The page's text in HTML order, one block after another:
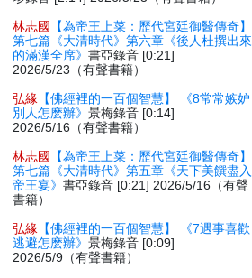
林志國
【為帝王上菜：歷代宮廷御醫傳奇】
第七篇《大清時代》第六章《後人杜撰出來
的滿漢全席》書亞錄音 [0:21]
2026/5/23（有聲書籍）
弘緣 【佛經裡的一百個智慧】 《8常常嫉妒
別人怎麽辦》景梅錄音 [0:14]
2026/5/16（有聲書籍）
林志國
【為帝王上菜：歷代宮廷御醫傳奇】
第七篇《大清時代》第五章《天下美饌盡入
帝王宴》書亞錄音 [0:21] 2026/5/16（有聲
書籍）
弘緣 【佛經裡的一百個智慧】 《7遇事喜歡
逃避怎麽辦》景梅錄音 [0:09]
2026/5/9（有聲書籍）